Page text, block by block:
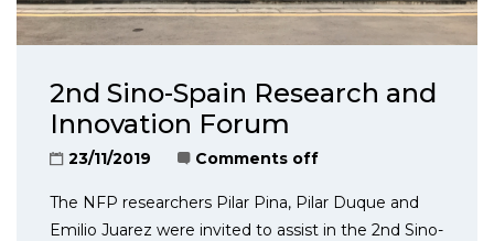
2nd Sino-Spain Research and
Innovation Forum
23/11/2019 Comments off
The NFP researchers Pilar Pina, Pilar Duque and
Emilio Juarez were invited to assist in the 2nd Sino-